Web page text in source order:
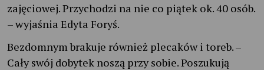
zajęciowej. Przychodzi na nie co piątek ok. 40 osób.
– wyjaśnia Edyta Foryś.
Bezdomnym brakuje również plecaków i toreb. –
Cały swój dobytek noszą przy sobie. Poszukują